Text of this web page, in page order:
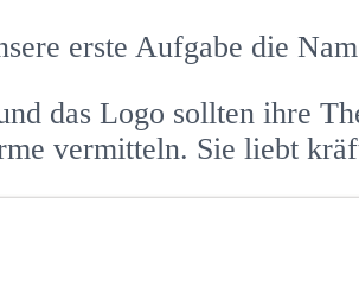
erste Aufgabe die
das Logo sollten ihre
vermitteln. Sie liebt